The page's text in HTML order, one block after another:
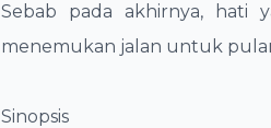
​Sebab pada akhirnya, hati
menemukan jalan untuk
​Sinopsis